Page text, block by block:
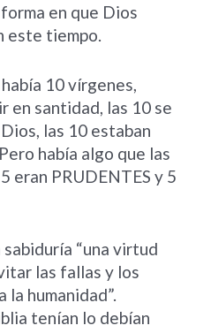
en que Dios
este tiempo.
10 vírgenes,
en santidad, las 10 se
las 10 estaban
había algo que las
eran PRUDENTES y 5
sabiduría “una virtud
las fallas y los
la humanidad”.
tenían lo debían